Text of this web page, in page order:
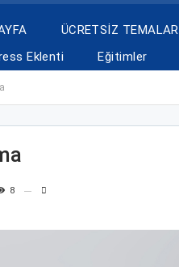
ÜCRETSİZ TEMALAR
Eklenti
Eğitimler
8